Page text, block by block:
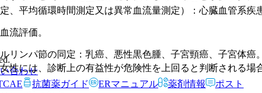
性には、診断上の有益性が危険性を上回ると判断される場
平均循環時間測定又は異常血流量測定）：心臓血管系疾
流評価。
ンパ節の同定：乳癌、悪性黒色腫、子宮頸癌、子宮体癌。
合わせ
抗菌薬ガイド ERマニュアル 薬剤情報 ポスト